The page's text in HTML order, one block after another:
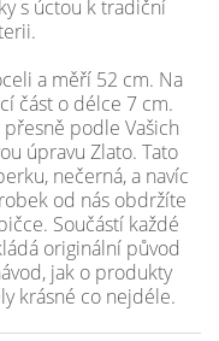
s úctou k tradiční
a měří 52 cm. Na
část o délce 7 cm.
podle Vašich
úpravu Zlato. Tato
nečerná, a navíc
od nás obdržíte
Součástí každé
originální původ
jak o produkty
krásné co nejdéle.